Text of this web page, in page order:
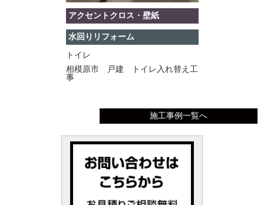
アクセントクロス・壁紙
水回りリフォーム
トイレ
相模原市 戸建 トイレ入れ替え工
事
施工事例一覧へ